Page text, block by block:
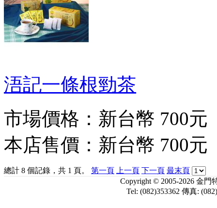
浯記一條根勁茶
市場價格： 新台幣 700元
本店售價： 新台幣 700元
總計 8 個記錄，共 1 頁。 第一頁 上一頁 下一頁 最末頁
Copyright © 2005-2026 金
Tel: (082)353362 傳真: